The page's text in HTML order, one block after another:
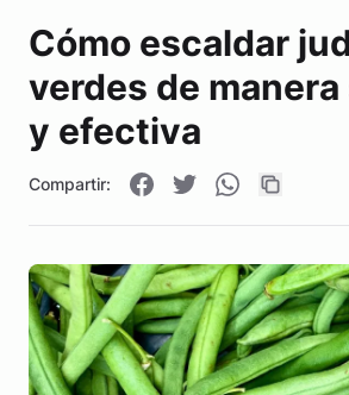
Cómo escaldar
verdes de
y efectiva
Compartir: